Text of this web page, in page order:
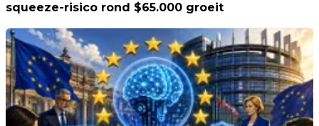
squeeze-risico rond $65.000 groeit